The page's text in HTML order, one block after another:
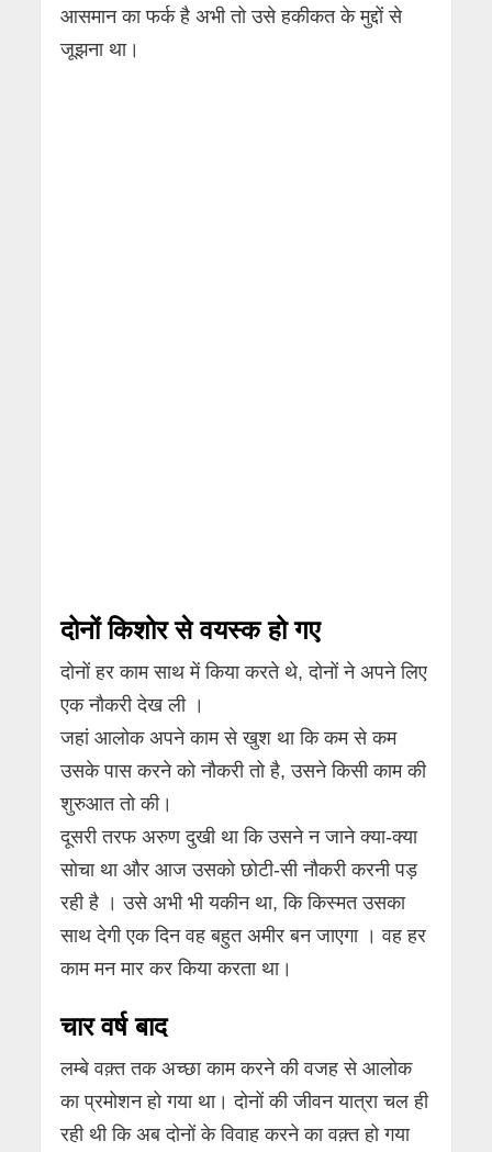
आसमान का फर्क है अभी तो उसे हकीकत के मुद्दों से
जूझना था।
दोनों किशोर से वयस्क हो गए
दोनों हर काम साथ में किया करते थे, दोनों ने अपने लिए
एक नौकरी देख ली ।
जहां आलोक अपने काम से खुश था कि कम से कम
उसके पास करने को नौकरी तो है, उसने किसी काम की
शुरुआत तो की।
दूसरी तरफ अरुण दुखी था कि उसने न जाने क्या-क्या
सोचा था और आज उसको छोटी-सी नौकरी करनी पड़
रही है । उसे अभी भी यकीन था, कि किस्मत उसका
साथ देगी एक दिन वह बहुत अमीर बन जाएगा । वह हर
काम मन मार कर किया करता था।
चार वर्ष बाद
लम्बे वक़्त तक अच्छा काम करने की वजह से आलोक
का प्रमोशन हो गया था। दोनों की जीवन यात्रा चल ही
रही थी कि अब दोनों के विवाह करने का वक़्त हो गया